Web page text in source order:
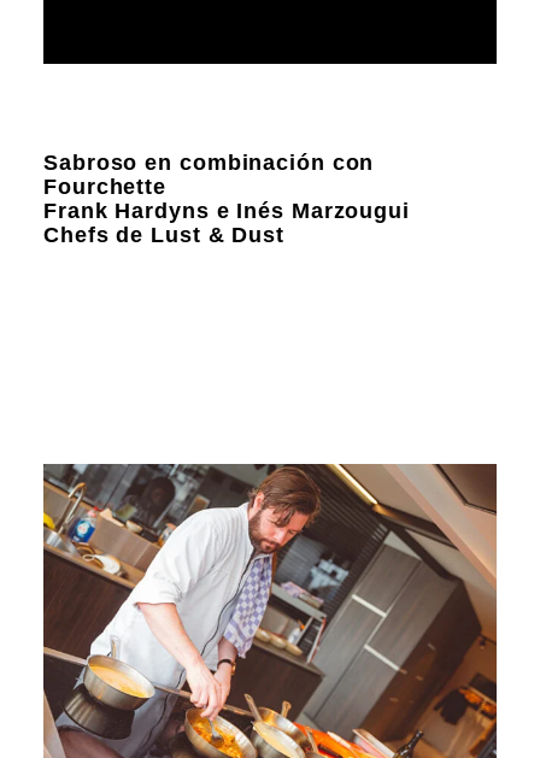
Sabroso en combinación con
Fourchette
Frank Hardyns e Inés Marzougui
Chefs de Lust & Dust